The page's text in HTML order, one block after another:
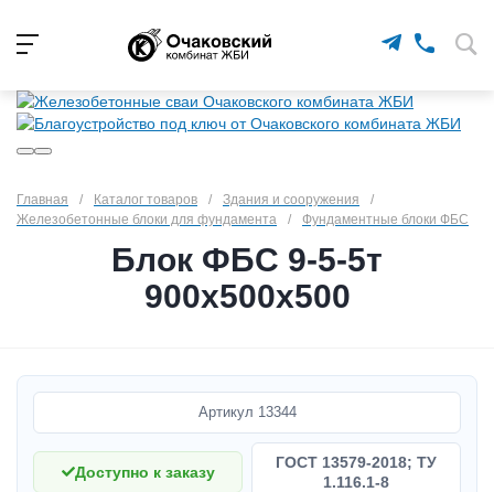
Главная / Каталог товаров / Здания и сооружения
/
Железобетонные блоки для фундамента
/ Фундаментные блоки ФБС
Блок ФБС 9-5-5т
900х500х500
Артикул 13344
Доступно к заказу
ГОСТ 13579-2018; ТУ
1.116.1-8